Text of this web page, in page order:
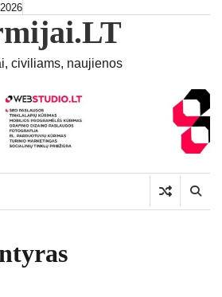
civiliams, naujienos